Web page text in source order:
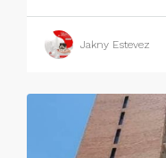
Jakny Estevez